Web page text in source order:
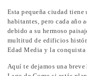
Esta pequeña ciudad
habitantes, pero cada año
debido a su hermoso
multitud de edificios
Edad Media y la conquista
Aquí te dejamos una breve